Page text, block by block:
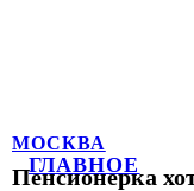
ГЛАВНОЕ
МОСКВА
Пенсионерка